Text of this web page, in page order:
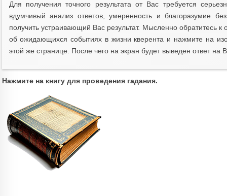
Для получения точного результата от Вас требуется
вдумчивый анализ ответов, умеренность и благоразумие
получить устраивающий Вас результат. Мысленно обратитесь
об ожидающихся событиях в жизни кверента и нажмите на
этой же странице. После чего на экран будет выведен ответ на
Нажмите на книгу для проведения гадания.